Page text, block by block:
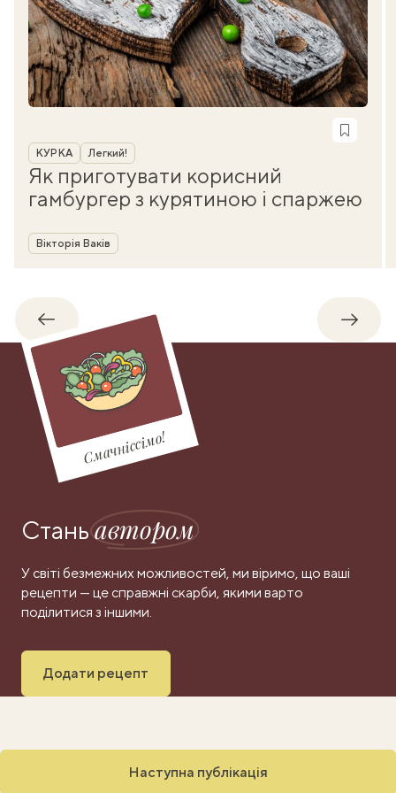
Рубрика
КУРКА Легкий!
Як приготувати корисний
гамбургер з курятиною і спаржею
Автор
Вікторія Ваків
Назад
Смачніссімо!
Станьавтором
У світі безмежних можливостей, ми віримо, що ваші
рецепти — це справжні скарби, якими варто
поділитися з іншими.
Додати рецепт
Наступна публікація